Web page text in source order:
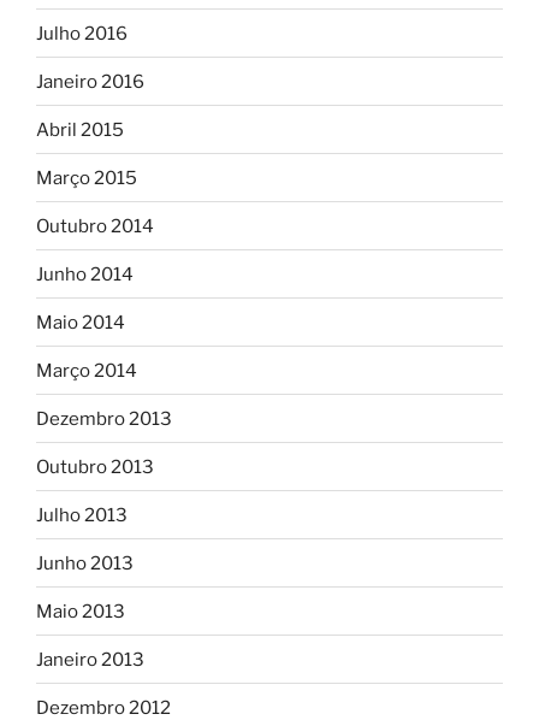
Julho 2016
Janeiro 2016
Abril 2015
Março 2015
Outubro 2014
Junho 2014
Maio 2014
Março 2014
Dezembro 2013
Outubro 2013
Julho 2013
Junho 2013
Maio 2013
Janeiro 2013
Dezembro 2012